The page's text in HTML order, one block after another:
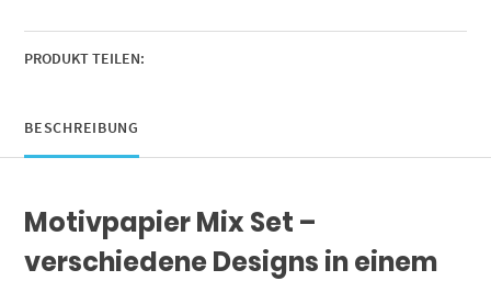
Motive),
Motivpapier
Menge
PRODUKT TEILEN:
BESCHREIBUNG
Motivpapier Mix Set –
verschiedene Designs in einem